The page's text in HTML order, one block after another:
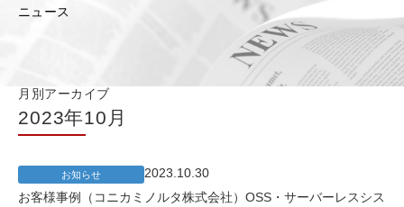
ニュース
月別アーカイブ
2023年10月
お知らせ
2023.10.30
お客様事例（コニカミノルタ株式会社）OSS・サーバーレスシス